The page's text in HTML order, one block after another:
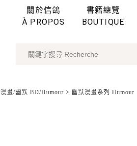
關於信鴿
À PROPOS
書籍總覽
BOUTIQUE
漫畫/幽默 BD/Humour > 幽默漫畫系列 Humour